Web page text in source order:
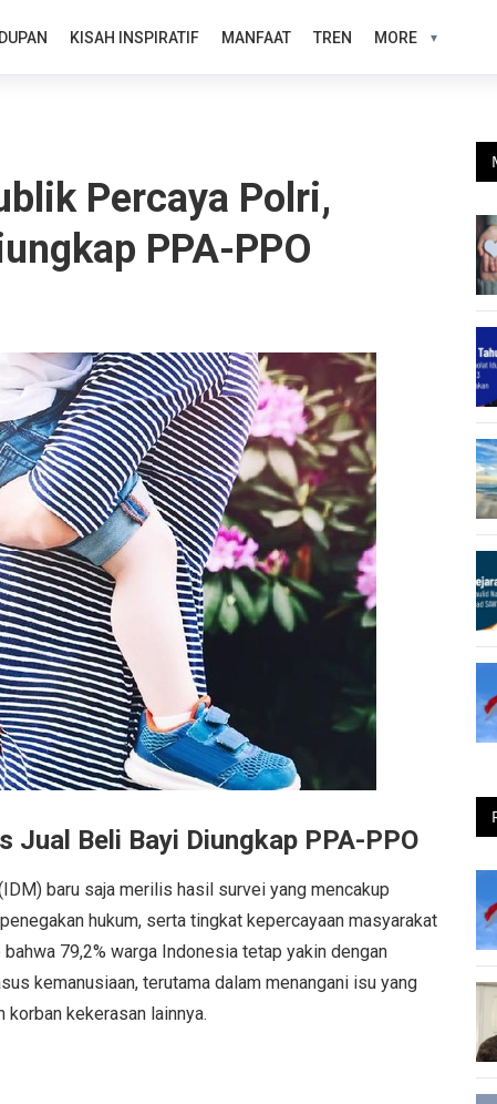
KISAH INSPIRATIF MANFAAT TREN MORE
Percaya Polri,
PPA-PPO
Jual Beli Bayi Diungkap PPA-PPO
baru saja merilis hasil survei yang mencakup
hukum, serta tingkat kepercayaan masyarakat
79,2% warga Indonesia tetap yakin dengan
kemanusiaan, terutama dalam menangani isu yang
korban kekerasan lainnya.